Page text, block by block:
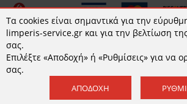
© 2026 limperis-service.gr | Κατασκευή
www.qualityweb.gr
Τα cookies είναι σημαντικά για την
limperis-service.gr και για την βελτίωση
σας.
Επιλέξτε «Αποδοχή» ή «Ρυθμίσεις» για να
σας.
ΑΠΟΔΟΧΉ